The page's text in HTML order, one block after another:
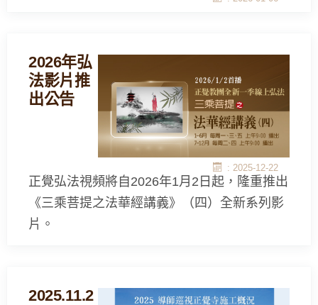
2026年弘
法影片推
出公告
: 2025-12-22
正覺弘法視頻將自2026年1月2日起，隆重推出
《三乘菩提之法華經講義》（四）全新系列影
片。
2025.11.2